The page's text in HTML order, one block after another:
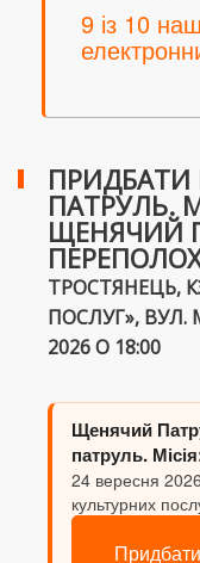
9 із 10
ПАТРУЛЬ.
ЩЕНЯЧИЙ
ТРОСТЯНЕЦЬ,
ПОСЛУГ», ВУЛ.
2026 О 18:00
Щенячий
патруль.
24 вересня
культурних